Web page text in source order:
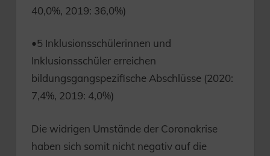
40,0%, 2019: 36,0%)
•5 Inklusionsschülerinnen und
Inklusionsschüler erreichen
bildungsgangspezifische Abschlüsse (2020:
7,4%, 2019: 4,0%)
Die widrigen Umstände der Coronakrise
haben sich somit nicht negativ auf die